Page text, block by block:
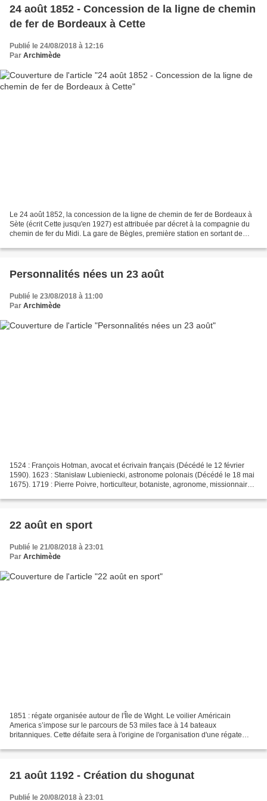
24 août 1852 - Concession de la ligne de chemin
de fer de Bordeaux à Cette
Publié le 24/08/2018 à 12:16
Par Archimède
Le 24 août 1852, la concession de la ligne de chemin de fer de Bordeaux à
Sète (écrit Cette jusqu'en 1927) est attribuée par décret à la compagnie du
chemin de fer du Midi. La gare de Bègles, première station en sortant de
Personnalités nées un 23 août
Publié le 23/08/2018 à 11:00
Par Archimède
1524 : François Hotman, avocat et écrivain français (Décédé le 12 février
1590). 1623 : Stanisław Lubieniecki, astronome polonais (Décédé le 18 mai
1675). 1719 : Pierre Poivre, horticulteur, botaniste, agronome, missionnaire
22 août en sport
Publié le 21/08/2018 à 23:01
Par Archimède
1851 : régate organisée autour de l'Île de Wight. Le voilier Américain
America s’impose sur le parcours de 53 miles face à 14 bateaux
britanniques. Cette défaite sera à l'origine de l'organisation d'une régate
21 août 1192 - Création du shogunat
Publié le 20/08/2018 à 23:01